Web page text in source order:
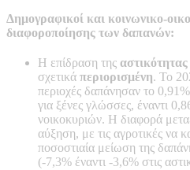
Δημογραφικοί και κοινωνικο-
διαφοροποίησης των δαπανών:
Η επίδραση της αστικότητας
σχετικά περιορισμένη. Το
περιοχές δαπάνησαν το
για ξένες γλώσσες, έναντι
νοικοκυριών. Η διαφορά
αύξηση, με τις αγροτικές να
ποσοστιαία μείωση της
(-7,3% έναντι -3,6% στις